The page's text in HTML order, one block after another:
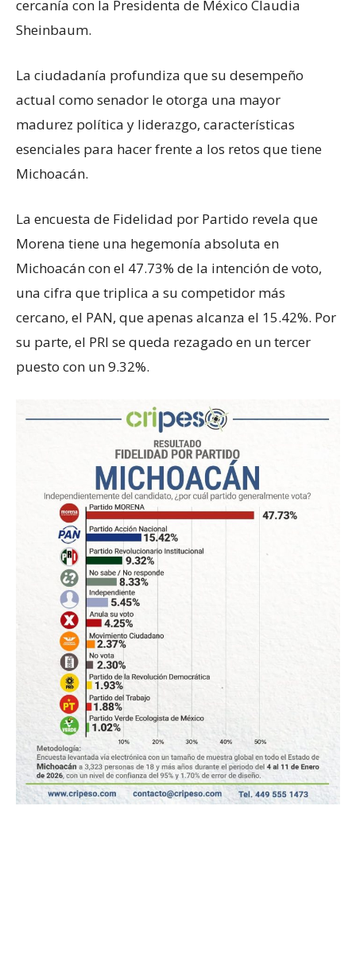
cercanía con la Presidenta de México Claudia
Sheinbaum.
La ciudadanía profundiza que su desempeño
actual como senador le otorga una mayor
madurez política y liderazgo, características
esenciales para hacer frente a los retos que tiene
Michoacán.
La encuesta de Fidelidad por Partido revela que
Morena tiene una hegemonía absoluta en
Michoacán con el 47.73% de la intención de voto,
una cifra que triplica a su competidor más
cercano, el PAN, que apenas alcanza el 15.42%. Por
su parte, el PRI se queda rezagado en un tercer
puesto con un 9.32%.